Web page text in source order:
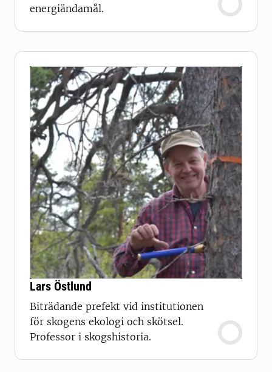
energiändamål.
Lars Östlund
Biträdande prefekt vid institutionen
för skogens ekologi och skötsel.
Professor i skogshistoria.